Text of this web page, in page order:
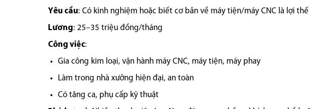
Yêu cầu: Có kinh nghiệm hoặc biết cơ bản về máy tiện/máy CNC là lợi thế
Lương: 25–35 triệu đồng/tháng
Công việc:
Gia công kim loại, vận hành máy CNC, máy tiện, máy phay
Làm trong nhà xưởng hiện đại, an toàn
Có tăng ca, phụ cấp kỹ thuật